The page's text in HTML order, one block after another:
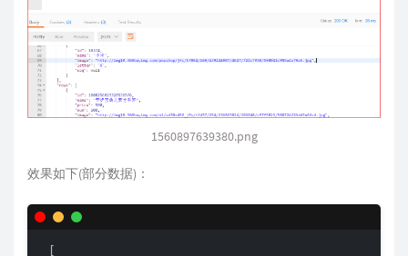
1560897639380.png
效果如下(部分数据)：